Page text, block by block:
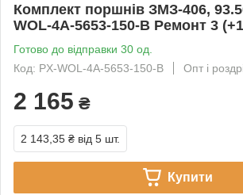
Комплект поршнів ЗМЗ-406,
WOL-4A-5653-150-B Ремонт 3
Готово до відправки 30 од.
Код: PX-WOL-4A-5653-150-B
Опт і
2 165 ₴
2 143,35 ₴ від 5 шт.
Купити